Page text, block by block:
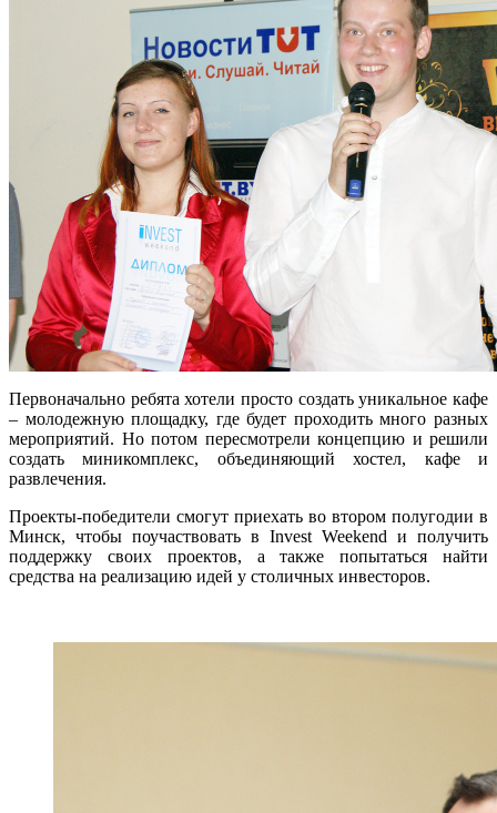
Первоначально ребята хотели просто создать уникальное кафе
– молодежную площадку, где будет проходить много разных
мероприятий. Но потом пересмотрели концепцию и решили
создать миникомплекс, объединяющий хостел, кафе и
развлечения.
Проекты-победители смогут приехать во втором полугодии в
Минск, чтобы поучаствовать в Invest Weekend и получить
поддержку своих проектов, а также попытаться найти
средства на реализацию идей у столичных инвесторов.